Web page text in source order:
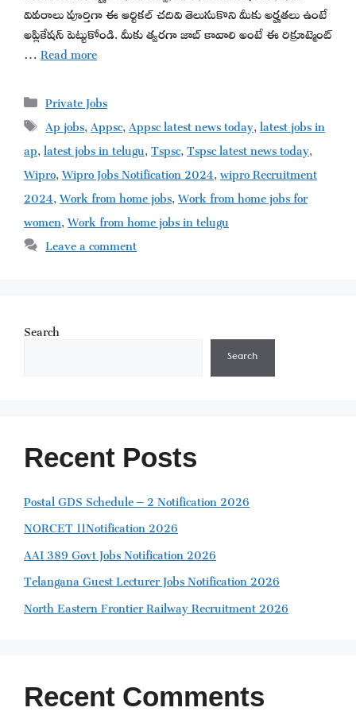
వివరాలు పూర్తిగా ఈ ఆర్టికల్ చదివి తెలుసుకొని మీకు అర్హతలు ఉంటే
అప్లికేషన్ పెట్టుకోండి. మీకు త్వరగా జాబ్ కావాలి అంటే ఈ రిక్రూట్మెంట్
…Read more
Categories
Private Jobs
Tags
Ap jobs,Appsc,Appsc latest news today,latest jobs in
ap,latest jobs in telugu,Tspsc,Tspsc latest news today,
Wipro,Wipro Jobs Notification 2024,wipro Recruitment
2024,Work from home jobs,Work from home jobs for
women,Work from home jobs in telugu
Leave a comment
Search
Search
Recent Posts
Postal GDS Schedule – 2 Notification 2026
NORCET 11Notification 2026
AAI 389 Govt Jobs Notification 2026
Telangana Guest Lecturer Jobs Notification 2026
North Eastern Frontier Railway Recruitment 2026
Recent Comments